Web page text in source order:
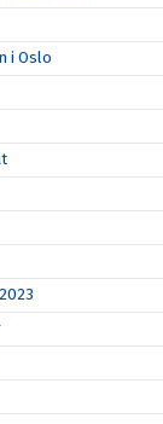
i Oslo